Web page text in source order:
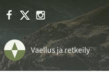
Facebook Instagram
Vaellus ja retkeily